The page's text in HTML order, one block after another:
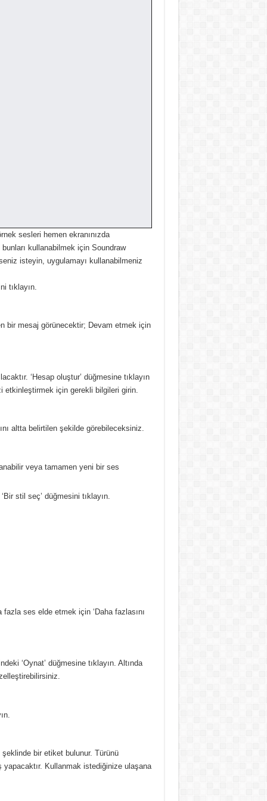
sesleri hemen ekranınızda
kullanabilmek için Soundraw
isteyin, uygulamayı kullanabilmeniz
tıklayın.
bir mesaj görünecektir; Devam etmek için
‘Hesap oluştur’ düğmesine tıklayın
etkinleştirmek için gerekli bilgileri girin.
altta belirtilen şekilde görebileceksiniz.
veya tamamen yeni bir ses
stil seç’ düğmesini tıklayın.
fazla ses elde etmek için ‘Daha fazlasını
‘Oynat’ düğmesine tıklayın. Altında
şeklinde bir etiket bulunur. Türünü
yapacaktır. Kullanmak istediğinize ulaşana